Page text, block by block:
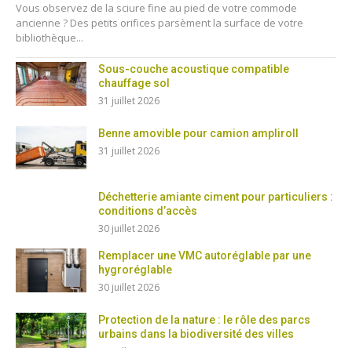
Vous observez de la sciure fine au pied de votre commode
ancienne ? Des petits orifices parsèment la surface de votre
bibliothèque...
Sous-couche acoustique compatible
chauffage sol
31 juillet 2026
Benne amovible pour camion ampliroll
31 juillet 2026
Déchetterie amiante ciment pour particuliers :
conditions d’accès
30 juillet 2026
Remplacer une VMC autoréglable par une
hygroréglable
30 juillet 2026
Protection de la nature : le rôle des parcs
urbains dans la biodiversité des villes